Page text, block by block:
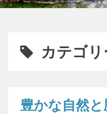
カテゴリ
豊かな自然